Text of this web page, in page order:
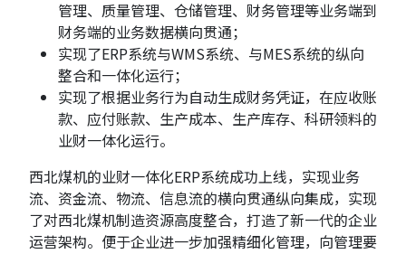
管理、质量管理、仓储管理、财务管理等业务端到
财务端的业务数据横向贯通；
实现了ERP系统与WMS系统、与MES系统的纵向
整合和一体化运行；
实现了根据业务行为自动生成财务凭证，在应收账
款、应付账款、生产成本、生产库存、科研领料的
业财一体化运行。
西北煤机的业财一体化ERP系统成功上线，实现业务
流、资金流、物流、信息流的横向贯通纵向集成，实现
了对西北煤机制造资源高度整合，打造了新一代的企业
运营架构。便于企业进一步加强精细化管理，向管理要